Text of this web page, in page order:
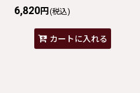
6,820円 (税込)
カートに入れる